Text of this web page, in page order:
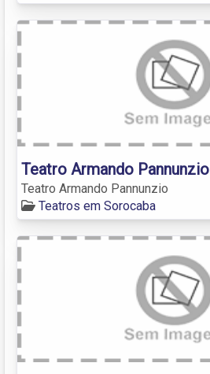
Teatro Armando Pannunzio
Teatro Armando Pannunzio
Teatros em Sorocaba